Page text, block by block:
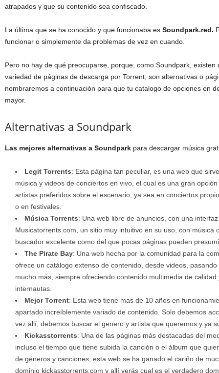
atrapados y que su contenido sea confiscado.
La última que se ha conocido y que funcionaba es Soundpark.red.
funcionar o simplemente da problemas de vez en cuando.
Pero no hay de qué preocuparse, porque, como Soundpark, existen
variedad de páginas de descarga por Torrent, son alternativas o
nombraremos a continuación para que tu catalogo de opciones en
mayor.
Alternativas a Soundpark
Las mejores alternativas a Soundpark para descargar música
Legit Torrents: Esta página tan peculiar, es una web que
música y videos de conciertos en vivo, el cual es una gran
artistas preferidos sobre el escenario, ya sea en conciertos
o en festivales.
Música Torrents: Una web libre de anuncios, con una
Musicatorrents.com, un sitio muy intuitivo en su uso, con música
buscador excelente como del que pocas páginas pueden
The Pirate Bay: Una web hecha por la comunidad para la
ofrece un catálogo extenso de contenido, desde videos,
mucho más, siempre ofreciendo contenido multimedia de
internautas.
Mejor Torrent: Esta web tiene mas de 10 años en
apartado increíblemente variado de contenido. Solo debemos
vez allí, debemos buscar el genero y artista que queremos y ya
Kickasstorrents: Una de las páginas más destacadas del
incluso el tiempo que tiene subida la canción o el álbum que
de géneros y canciones, esta web se ha ganado el cariño de
dominio kickasstorrents.com y allí verás cual es el verdadero